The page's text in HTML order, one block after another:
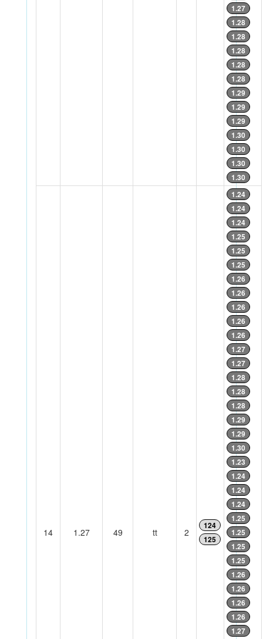
1.27
1.28
1.28
1.28
1.28
1.28
1.29
1.29
1.29
1.30
1.30
1.30
1.30
14 1.27 49 tt 2
124
125
1.24
1.24
1.24
1.25
1.25
1.25
1.26
1.26
1.26
1.26
1.26
1.27
1.27
1.28
1.28
1.28
1.29
1.29
1.30
1.23
1.24
1.24
1.24
1.25
1.25
1.25
1.25
1.26
1.26
1.26
1.26
1.27